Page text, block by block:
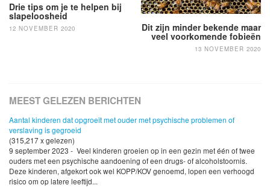
Dit zijn minder bekende maar
veel voorkomende fobieën
13 NOVEMBER 2020
Drie tips om je te helpen bij
slapeloosheid
12 NOVEMBER 2020
MEEST GELEZEN BERICHTEN
Aantal kinderen dat opgroeit met ouder met psychische problemen of
verslaving is gegroeid
(315,217 x gelezen)
9 september 2023 - Veel kinderen groeien op in een gezin met één of twee
ouders met een psychische aandoening of een drugs- of alcoholstoornis.
Deze kinderen, afgekort ook wel KOPP/KOV genoemd, lopen een verhoogd
risico om op latere leeftijd...